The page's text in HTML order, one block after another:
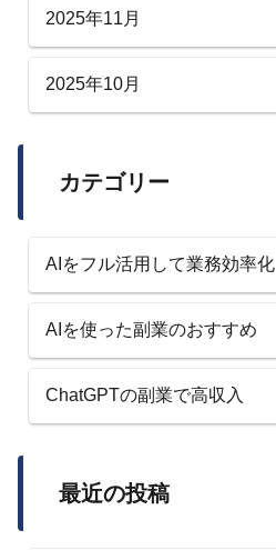
2025年11月
2025年10月
カテゴリー
AIをフル活用して業務効率化
AIを使った副業のおすすめ
ChatGPTの副業で高収入
最近の投稿